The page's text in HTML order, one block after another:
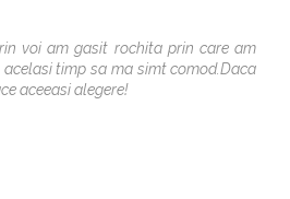
voi am gasit rochita prin care am
timp sa ma simt comod.Daca
aceeasi alegere!